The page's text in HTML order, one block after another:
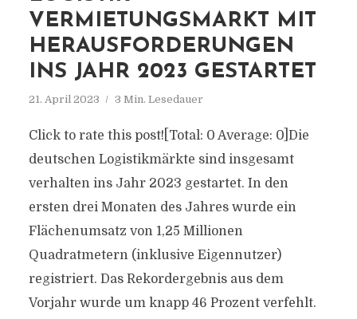
VERMIETUNGSMARKT MIT
HERAUSFORDERUNGEN
INS JAHR 2023 GESTARTET
21. April 2023 3 Min. Lesedauer
Click to rate this post![Total: 0 Average: 0]Die
deutschen Logistikmärkte sind insgesamt
verhalten ins Jahr 2023 gestartet. In den
ersten drei Monaten des Jahres wurde ein
Flächenumsatz von 1,25 Millionen
Quadratmetern (inklusive Eigennutzer)
registriert. Das Rekordergebnis aus dem
Vorjahr wurde um knapp 46 Prozent verfehlt.